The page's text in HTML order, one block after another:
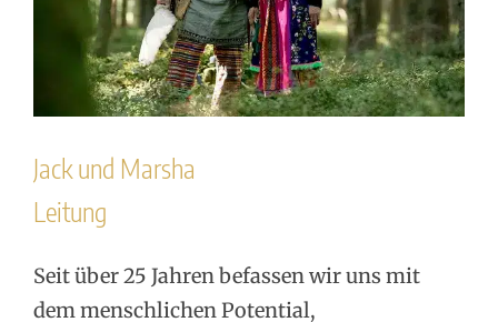
Jack und Marsha
Leitung
Seit über 25 Jahren befassen wir uns mit
dem menschlichen Potential,